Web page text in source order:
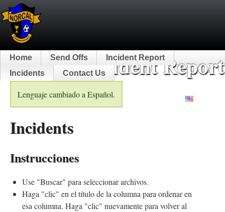
NorCal Incident
Home Send Offs
Incident Report
Incidents
Contact Us
Lenguaje cambiado a Español.
Incidents
Instrucciones
Use "Buscar" para seleccionar archivos.
Haga "clic" en el título de la columna para ordenar en
esa columna. Haga "clic" nuevamente para volver al